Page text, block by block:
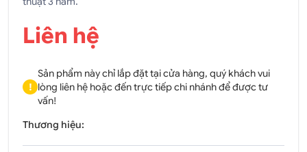
Liên hệ
!
Sản phẩm này chỉ lắp đặt tại cửa hàng, quý khách vui
lòng liên hệ hoặc đến trực tiếp chi nhánh để được tư
vấn!
Thương hiệu: